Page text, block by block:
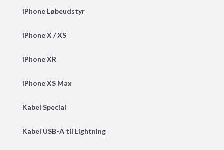
iPhone Løbeudstyr
iPhone X / XS
iPhone XR
iPhone XS Max
Kabel Special
Kabel USB-A til Lightning